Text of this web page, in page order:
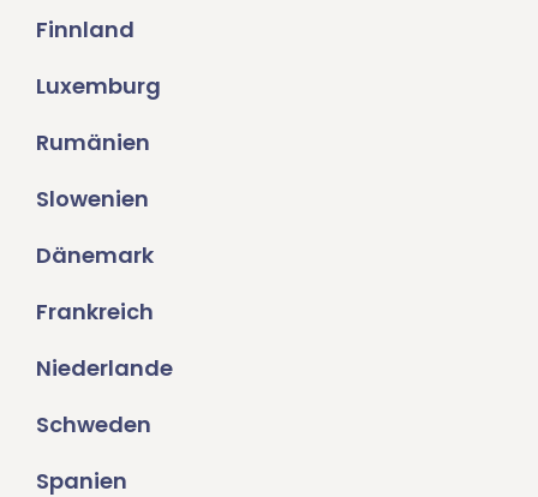
Finnland
Luxemburg
Rumänien
Slowenien
Dänemark
Frankreich
Niederlande
Schweden
Spanien